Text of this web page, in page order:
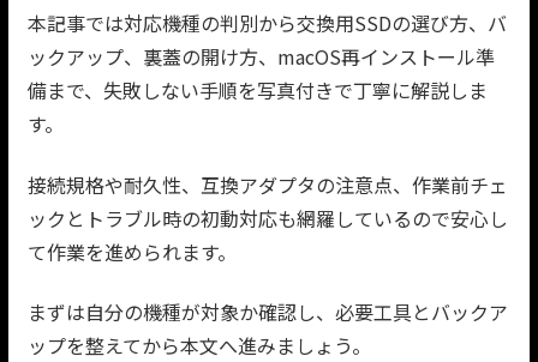
本記事では対応機種の判別から交換用SSDの選び方、バ
ックアップ、裏蓋の開け方、macOS再インストール準
備まで、失敗しない手順を写真付きで丁寧に解説しま
す。
接続規格や耐久性、互換アダプタの注意点、作業前チェ
ックとトラブル時の初動対応も網羅しているので安心し
て作業を進められます。
まずは自分の機種が対象か確認し、必要工具とバックア
ップを整えてから本文へ進みましょう。